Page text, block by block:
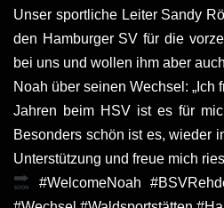
Unser sportliche Leiter Sandy
den Hamburger SV für die
bei uns und wollen ihm aber
Noah über seinen Wechsel:
Jahren beim HSV ist es für
Besonders schön ist es, wieder
Unterstützung und freue mich
#WelcomeNoah